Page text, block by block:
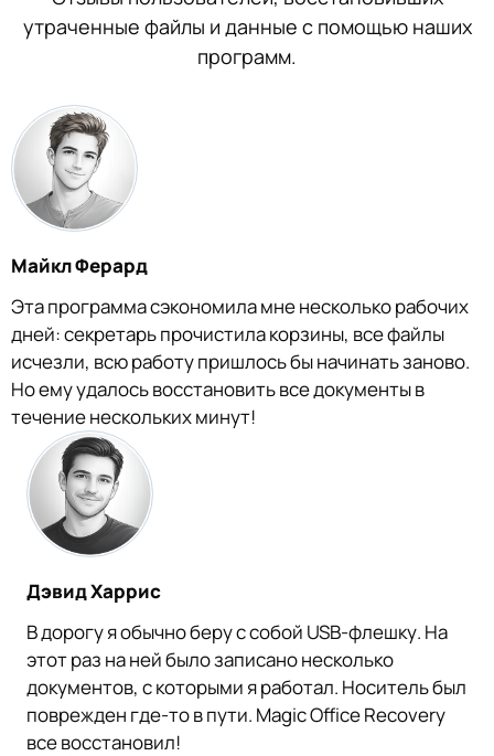
утраченные файлы и данные с помощью наших
программ.
Майкл Ферард
Эта программа сэкономила мне несколько рабочих
дней: секретарь прочистила корзины, все файлы
исчезли, всю работу пришлось бы начинать заново.
Но ему удалось восстановить все документы в
течение нескольких минут!
Дэвид Харрис
В дорогу я обычно беру с собой USB-флешку. На
этот раз на ней было записано несколько
документов, с которыми я работал. Носитель был
поврежден где-то в пути. Magic Office Recovery
все восстановил!